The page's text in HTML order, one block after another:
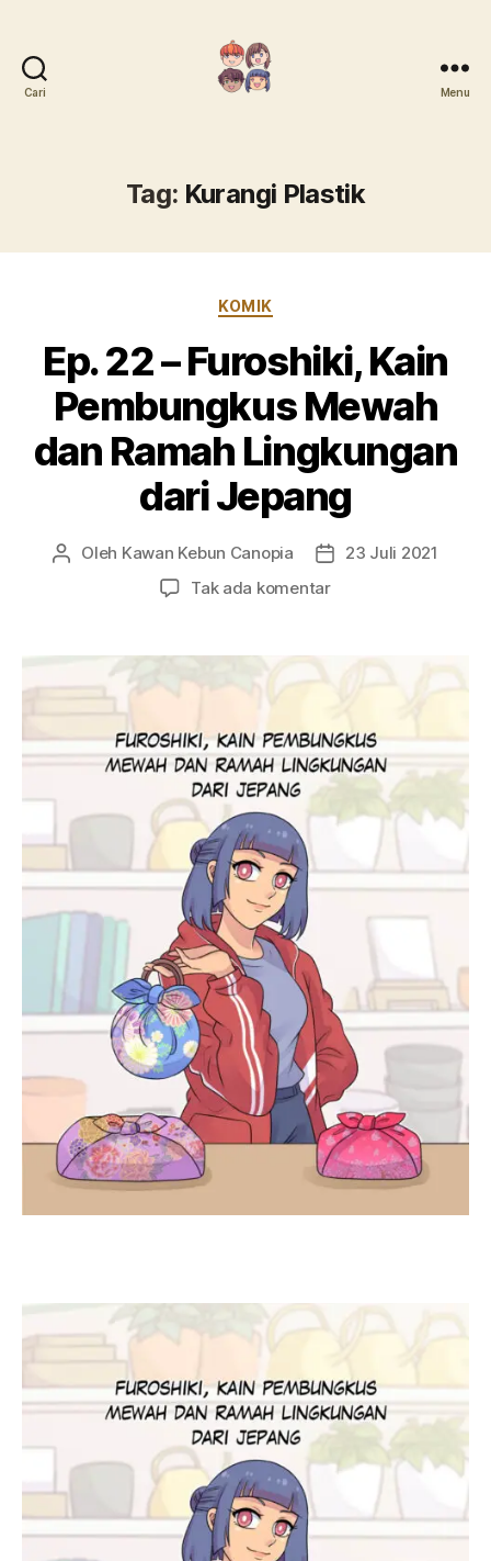
Cari Menu
Tag: Kurangi Plastik
Kategori
KOMIK
Ep. 22 – Furoshiki, Kain
Pembungkus Mewah
dan Ramah Lingkungan
dari Jepang
Penulis
Oleh Kawan Kebun Canopia
Tanggal
23 Juli 2021
Tak ada komentarpada
Furoshiki,
Pembungkus
Mewah
dan
Ramah
Lingkungan
Jepang